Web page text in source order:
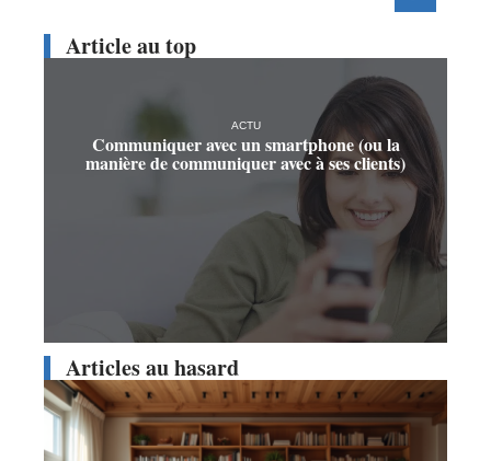
Article au top
ACTU
Communiquer avec un smartphone (ou la
manière de communiquer avec à ses clients)
Articles au hasard